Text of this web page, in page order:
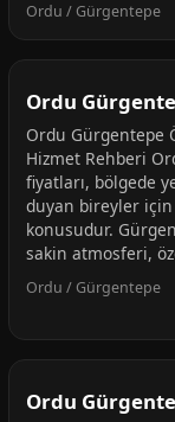
Ordu / Gürgentepe
Ordu
Ordu Gürgentepe
Hizmet Rehberi
fiyatları, bölgede
duyan bireyler
konusudur.
sakin atmosferi,
Ordu / Gürgentepe
Ordu